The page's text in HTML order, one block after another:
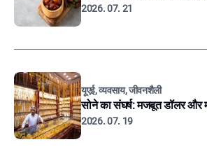
2026. 07. 21
यूएई, व्यवसाय, जीवनशैली
सोने का संघर्ष: मजबूत डॉलर और
2026. 07. 19